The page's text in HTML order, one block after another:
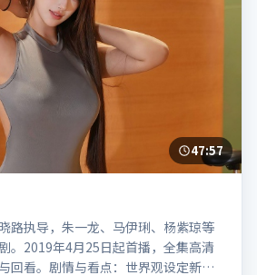
47:57
路执导，朱一龙、马伊琍、杨紫琼等
。2019年4月25日起首播，全集高清
回看。剧情与看点：世界观设定新